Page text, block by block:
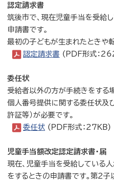
認定請求書
筑後市で、現在児童手当を受給
申請書です。
最初の子どもが生まれたときや
認定請求書 (PDF形式：
委任状
受給者以外の方が手続きをする
個人番号提供に関する委任状及
許証等）が必要です。
委任状 (PDF形式：27KB)
児童手当額改定認定請求書・届
現在、児童手当を受給している
をするときの申請書です。第2